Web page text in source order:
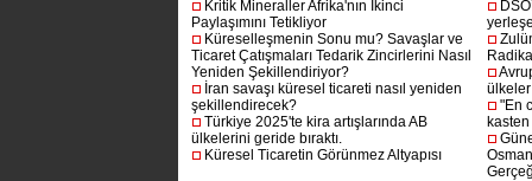
Kritik Mineraller Afrika'nın İkinci
Paylaşımını Tetikliyor
Küreselleşmenin Sonu mu? Savaşlar ve
Ticaret Çatışmaları Tedarik Zincirlerini Nasıl
Yeniden Şekillendiriyor?
İran savaşı küresel ticareti nasıl yeniden
şekillendirecek?
Türkiye 2025'te kira artışlarında AB
ülkelerini geride bıraktı.
Küresel Ticaretin Görünmez Altyapısı
"En